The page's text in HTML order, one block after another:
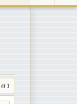
di 1